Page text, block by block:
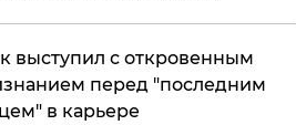
выступил с откровенным
перед "последним
в карьере